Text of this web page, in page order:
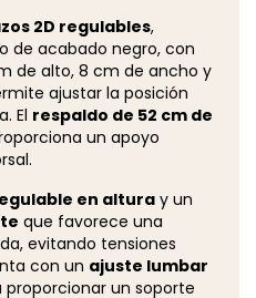
2D regulables,
de acabado negro, con
de alto, 8 cm de ancho y
ajustar la posición
El respaldo de 52 cm de
un apoyo
en altura y un
que favorece una
evitando tensiones
con un ajuste lumbar
proporcionar un soporte